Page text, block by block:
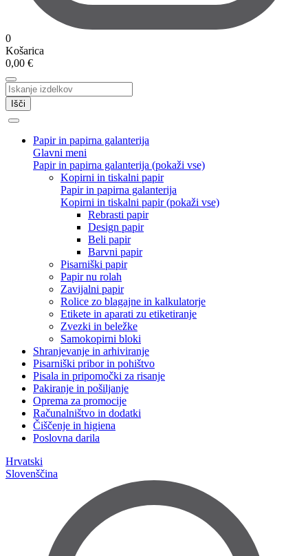
0
Košarica
0,00 €
Išči
Papir in papirna galanterija
Glavni meni
Papir in papirna galanterija (pokaži vse)
Kopirni in tiskalni papir
Papir in papirna galanterija
Kopirni in tiskalni papir (pokaži vse)
Rebrasti papir
Design papir
Beli papir
Barvni papir
Pisarniški papir
Papir nu rolah
Zavijalni papir
Rolice zo blagajne in kalkulatorje
Etikete in aparati zu etiketiranje
Zvezki in beležke
Samokopirni bloki
Shranjevanje in arhiviranje
Pisarniški pribor in pohištvo
Pisala in pripomočki za risanje
Pakiranje in pošiljanje
Oprema za promocije
Računalništvo in dodatki
Čiščenje in higiena
Poslovna darila
Hrvatski
Slovenščina